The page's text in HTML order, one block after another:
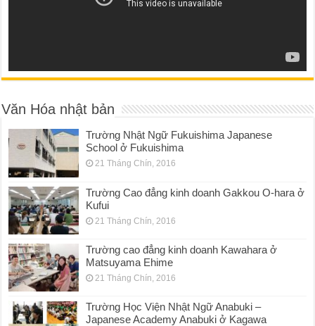
Văn Hóa nhật bản
Trường Nhật Ngữ Fukuishima Japanese
School ở Fukuishima
21 Tháng Chín, 2016
Trường Cao đẳng kinh doanh Gakkou O-hara ở
Kufui
21 Tháng Chín, 2016
Trường cao đẳng kinh doanh Kawahara ở
Matsuyama Ehime
21 Tháng Chín, 2016
Trường Học Viện Nhật Ngữ Anabuki –
Japanese Academy Anabuki ở Kagawa